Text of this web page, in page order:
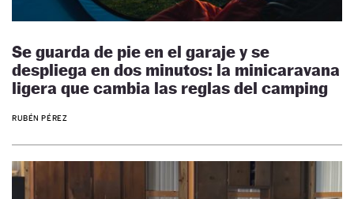
Se guarda de pie en el garaje y se
despliega en dos minutos: la minicaravana
ligera que cambia las reglas del camping
RUBÉN PÉREZ